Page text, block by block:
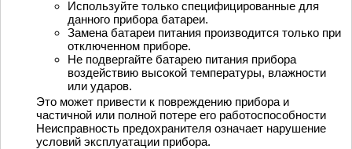
Используйте только специфицированные для
данного прибора батареи.
Замена батареи питания производится только при
отключенном приборе.
Не подвергайте батарею питания прибора
воздействию высокой температуры, влажности
или ударов.
Это может привести к повреждению прибора и
частичной или полной потере его работоспособности
Неисправность предохранителя означает нарушение
условий эксплуатации прибора.